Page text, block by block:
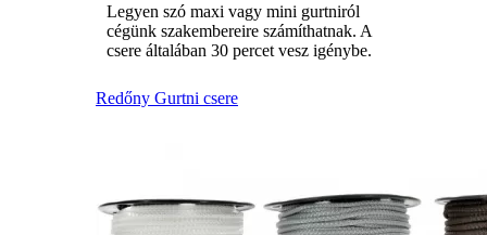
Legyen szó maxi vagy mini gurtniról
cégünk szakembereire számíthatnak. A
csere általában 30 percet vesz igénybe.
Redőny Gurtni csere